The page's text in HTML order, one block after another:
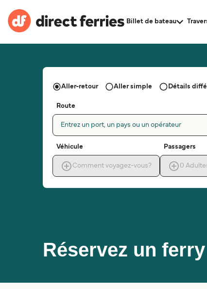
Billet de bateau
Réservez un
Aller-retour Aller simple Détails
Route
Entrez un port, un pays ou un opérateur
Véhicule
Comment voyagez-vous?
Passagers
0